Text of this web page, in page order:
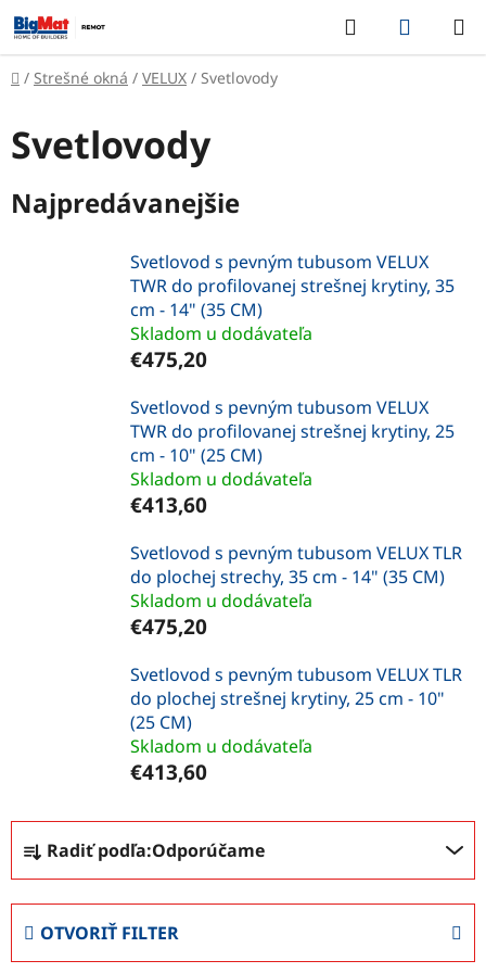
Prejsť
na
obsah
Hľadať
KOŠÍK
Domov
/ Strešné okná / VELUX / Svetlovody
Svetlovody
Najpredávanejšie
Svetlovod s pevným tubusom VELUX
TWR do profilovanej strešnej krytiny, 35
cm - 14" (35 CM)
Skladom u dodávateľa
€475,20
Svetlovod s pevným tubusom VELUX
TWR do profilovanej strešnej krytiny, 25
cm - 10" (25 CM)
Skladom u dodávateľa
€413,60
Svetlovod s pevným tubusom VELUX TLR
do plochej strechy, 35 cm - 14" (35 CM)
Skladom u dodávateľa
€475,20
Svetlovod s pevným tubusom VELUX TLR
do plochej strešnej krytiny, 25 cm - 10"
(25 CM)
Skladom u dodávateľa
€413,60
R
a
d
n
Radiť podľa:Odporúčame
OTVORIŤ FILTER